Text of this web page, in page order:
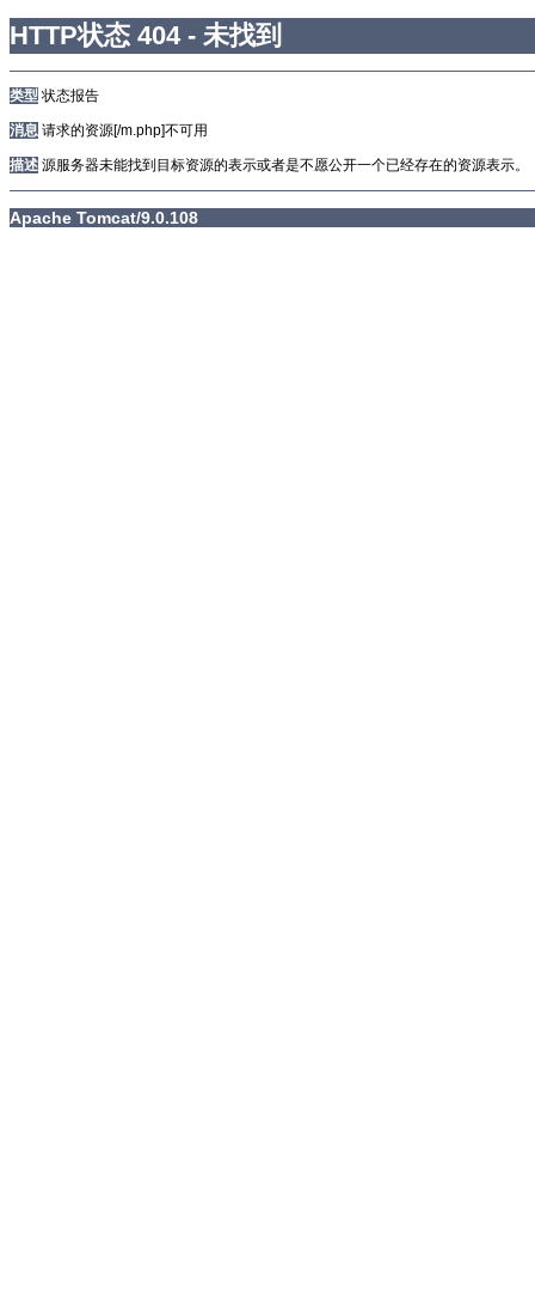
HTTP状态 404 - 未找到
类型 状态报告
消息 请求的资源[/m.php]不可用
描述 源服务器未能找到目标资源的表示或者是不愿公开一个已经存在的资源表示。
Apache Tomcat/9.0.108